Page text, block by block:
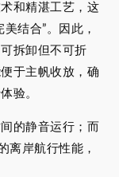
和精湛工艺，这
结合”。因此，
拆卸但不可折
于主帆收放，确
验。
的静音运行；而
离岸航行性能，